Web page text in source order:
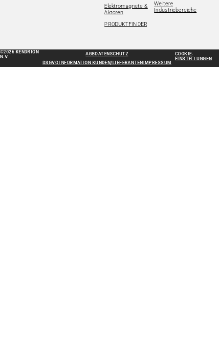
Elektromagnete &
Aktoren
PRODUKTFINDER
Weitere
Industriebereiche
©2026 KENDRION
N.V.
AGBDATENSCHUTZ
DSGVO INFORMATION KUNDEN/LIEFERANTEN IMPRESSUM
COOKIE-
EINSTELLUNGEN